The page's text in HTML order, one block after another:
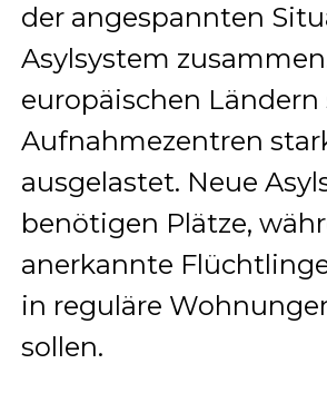
der angespannten
Asylsystem
europäischen Ländern
Aufnahmezentren
ausgelastet. Neue
benötigen Plätze,
anerkannte
in reguläre
sollen.